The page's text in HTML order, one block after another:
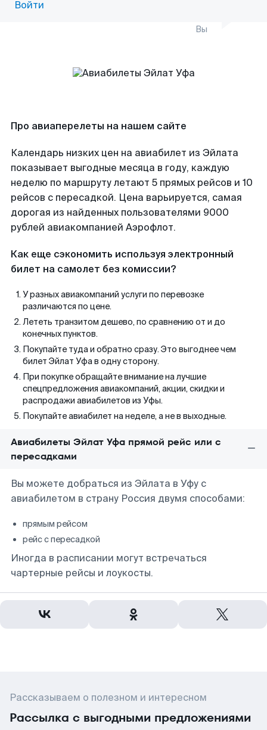
Войти
Вы
Про авиаперелеты на нашем сайте
Календарь низких цен на авиабилет из Эйлата
показывает выгодные месяца в году, каждую
неделю по маршруту летают 5 прямых рейсов и 10
рейсов с пересадкой. Цена варьируется, самая
дорогая из найденных пользователями 9000
рублей авиакомпанией Аэрофлот.
Как еще сэкономить используя электронный
билет на самолет без комиссии?
У разных авиакомпаний услуги по перевозке
различаются по цене.
Лететь транзитом дешево, по сравнению от и до
конечных пунктов.
Покупайте туда и обратно сразу. Это выгоднее чем
билет Эйлат Уфа в одну сторону.
При покупке обращайте внимание на лучшие
спецпредложения авиакомпаний, акции, скидки и
распродажи авиабилетов из Уфы.
Покупайте авиабилет на неделе, а не в выходные.
Авиабилеты Эйлат Уфа прямой рейс или с
пересадками
Вы можете добраться из Эйлата в Уфу с
авиабилетом в страну Россия двумя способами:
прямым рейсом
рейс с пересадкой
Иногда в расписании могут встречаться
чартерные рейсы и лоукосты.
Рассказываем о полезном и интересном
Рассылка с выгодными предложениями